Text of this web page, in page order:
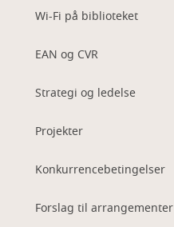
Wi-Fi på biblioteket
EAN og CVR
Strategi og ledelse
Projekter
Konkurrencebetingelser
Forslag til arrangementer